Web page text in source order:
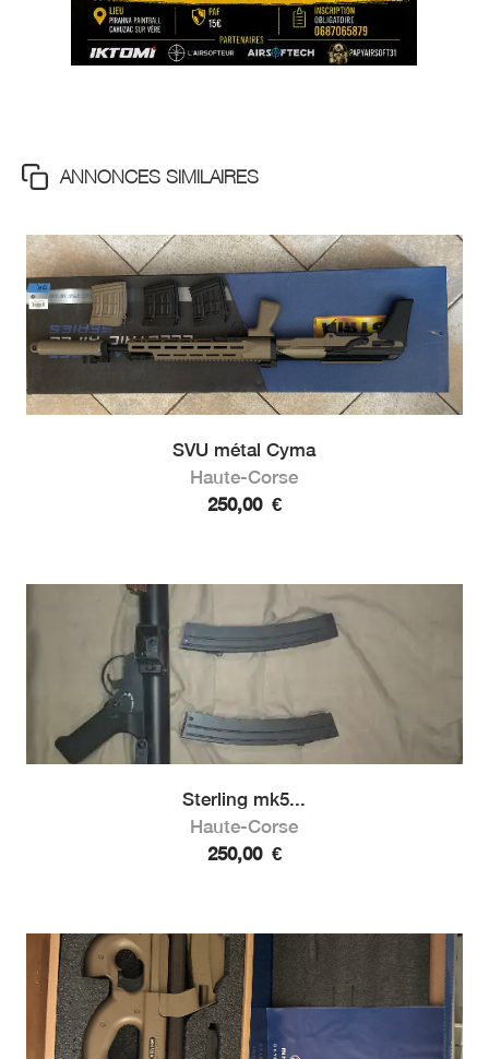
ANNONCES SIMILAIRES
SVU métal Cyma
Haute-Corse
250,00 €
Sterling mk5...
Haute-Corse
250,00 €